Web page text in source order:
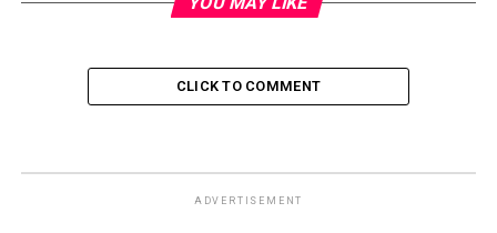
CLICK TO COMMENT
ADVERTISEMENT